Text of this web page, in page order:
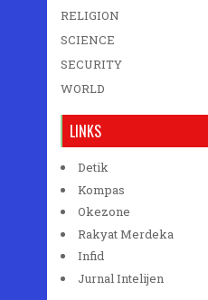
RELIGION
SCIENCE
SECURITY
WORLD
LINKS
Detik
Kompas
Okezone
Rakyat Merdeka
Infid
Jurnal Intelijen